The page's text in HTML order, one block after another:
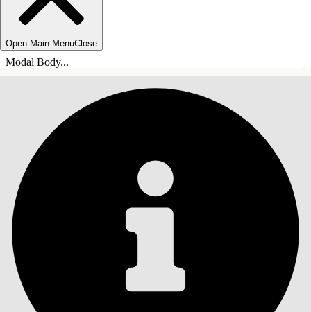
Open Main MenuClose
Modal Body...
СОДЕРЖАНИЕ